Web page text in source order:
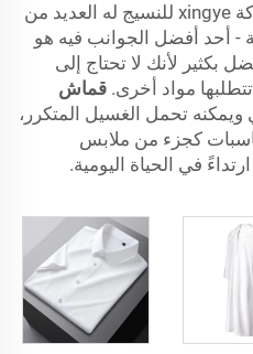
قماش البولي فيسكوز من شركة xingye للنسيج له العديد من
- أحد أفضل الجوانب فيه هو
بكثير لأنك لا تحتاج إلى
مواد أخرى. قماش
ويمكنه تحمل الغسيل المتكرر،
كجزء من ملابس
في الحياة اليومية.